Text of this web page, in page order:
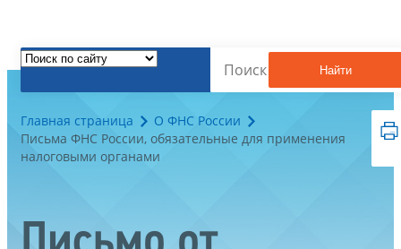
Найти
Главная страница
О ФНС России
Письма ФНС России, обязательные для применения
налоговыми органами